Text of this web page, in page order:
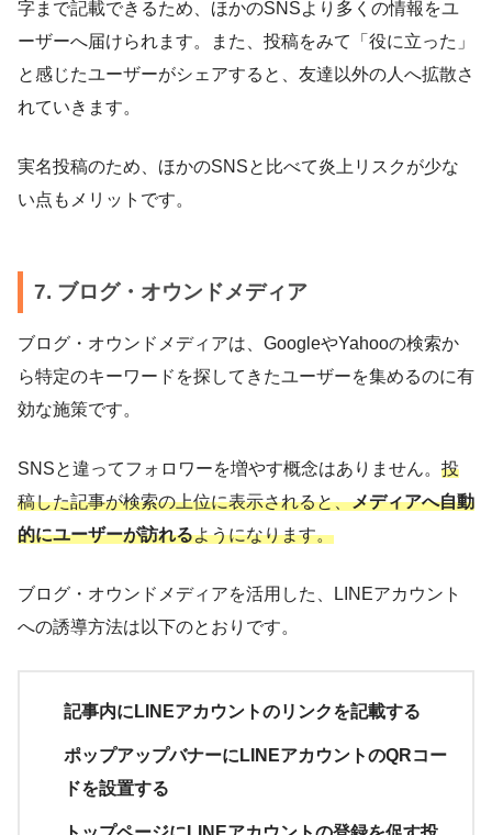
字まで記載できるため、ほかのSNSより多くの情報をユ
ーザーへ届けられます。また、投稿をみて「役に立った」
と感じたユーザーがシェアすると、友達以外の人へ拡散さ
れていきます。
実名投稿のため、ほかのSNSと比べて炎上リスクが少な
い点もメリットです。
7. ブログ・オウンドメディア
ブログ・オウンドメディアは、GoogleやYahooの検索か
ら特定のキーワードを探してきたユーザーを集めるのに有
効な施策です。
SNSと違ってフォロワーを増やす概念はありません。 投
稿した記事が検索の上位に表示されると、メディアへ自動
的にユーザーが訪れるようになります。
ブログ・オウンドメディアを活用した、LINEアカウント
への誘導方法は以下のとおりです。
記事内にLINEアカウントのリンクを記載する
ポップアップバナーにLINEアカウントのQRコー
ドを設置する